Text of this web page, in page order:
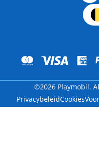
©2026 Playmobil.
PrivacybeleidCookies